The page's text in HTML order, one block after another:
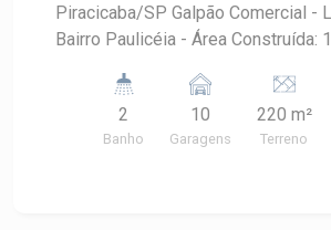
Piracicaba/SP Galpão Comercial - Localização:
Bairro Paulicéia - Área Construída:
feminino Area de escritório tipo
galpão oferece uma excelente
quem busca um espaço comercial
2
Banho
10
Garagens
220 m²
Terreno